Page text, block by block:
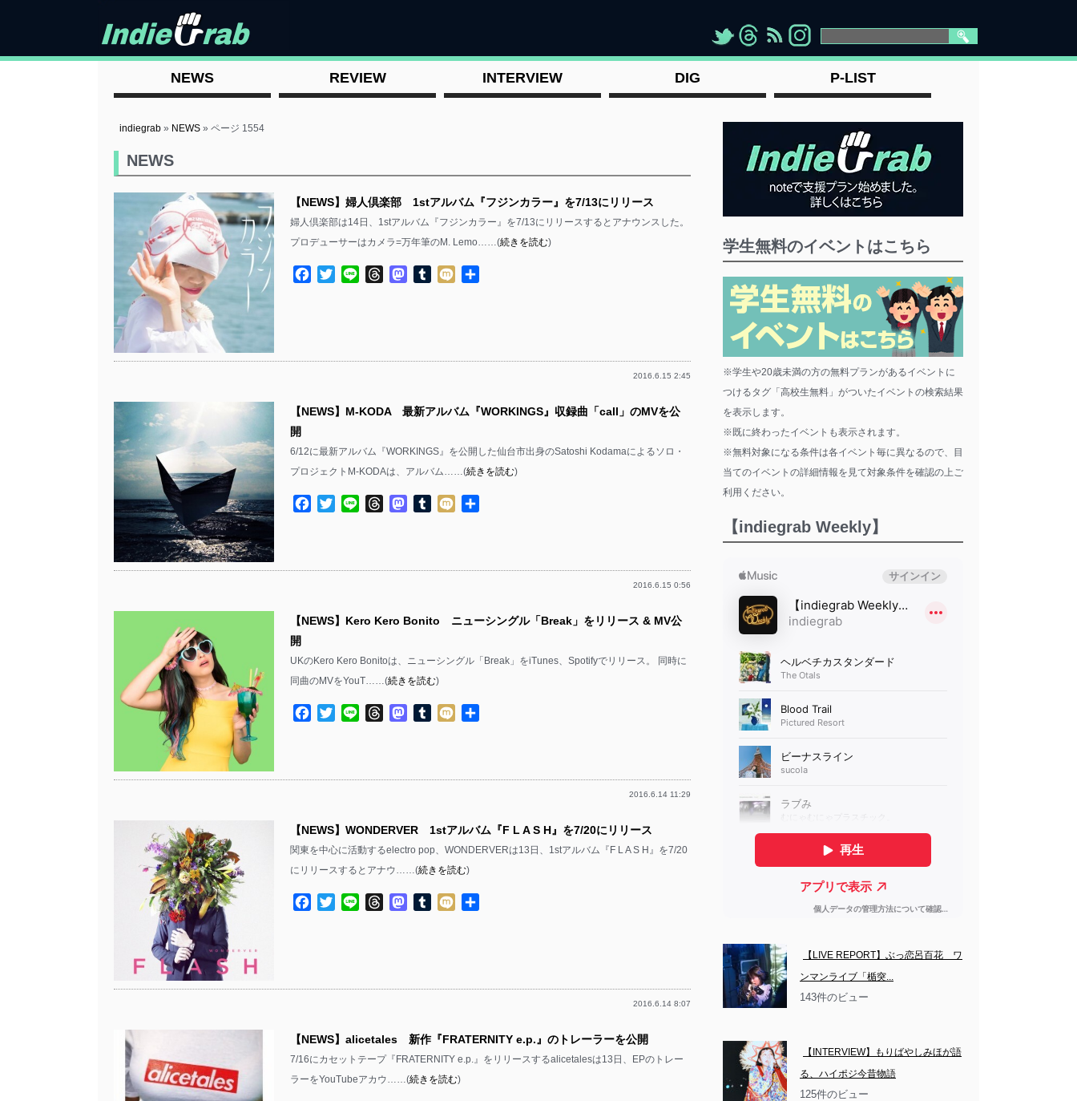
"> "> "> " >
NEWS REVIEW INTERVIEW DIG P-LIST
indiegrab » NEWS »ページ 1554
NEWS
【NEWS】婦人倶楽部 1stアルバム『フジンカラー』を7/13にリリース
婦人倶楽部は14日、1stアルバム『フジンカラー』を7/13にリリースするとアナウンスした。
プロデューサーはカメラ=万年筆のM. Lemo……(続きを読む)
Facebook
TwitterLine ThreadsMastodon
TumblrMixi
2016.6.15 2:45
【NEWS】M-KODA 最新アルバム『WORKINGS』収録曲「call」のMVを公
開
6/12に最新アルバム『WORKINGS』を公開した仙台市出身のSatoshi Kodamaによるソロ・
プロジェクトM-KODAは、アルバム……(続きを読む)
Facebook
TwitterLine ThreadsMastodon
TumblrMixi
2016.6.15 0:56
【NEWS】Kero Kero Bonito ニューシングル「Break」をリリース & MV公
開
UKのKero Kero Bonitoは、ニューシングル「Break」をiTunes、Spotifyでリリース。 同時に
同曲のMVをYouT……(続きを読む)
Facebook
TwitterLine ThreadsMastodon
TumblrMixi
2016.6.14 11:29
【NEWS】WONDERVER 1stアルバム『F L A S H』を7/20にリリース
関東を中心に活動するelectro pop、WONDERVERは13日、1stアルバム『F L A S H』を7/20
にリリースするとアナウ……(続きを読む)
Facebook
TwitterLine ThreadsMastodon
TumblrMixi
2016.6.14 8:07
【NEWS】alicetales 新作『FRATERNITY e.p.』のトレーラーを公開
7/16にカセットテープ『FRATERNITY e.p.』をリリースするalicetalesは13日、EPのトレー
ラーをYouTubeアカウ……(続きを読む)
学生無料のイベントはこちら
※学生や20歳未満の方の無料プランがあるイベントに
つけるタグ「高校生無料」がついたイベントの検索結果
を表示します。
※既に終わったイベントも表示されます。
※無料対象になる条件は各イベント毎に異なるので、目
当てのイベントの詳細情報を見て対象条件を確認の上ご
利用ください。
【indiegrab Weekly】
【LIVE REPORT】ぶっ恋呂百花　ワ
ンマンライブ「楯突...
143件のビュー
【INTERVIEW】もりばやしみほが語
る、ハイポジ今昔物語
125件のビュー